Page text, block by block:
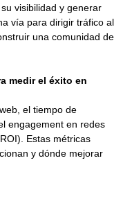
visibilidad y generar
vía para dirigir tráfico al
una comunidad de
medir el éxito en
el tiempo de
engagement en redes
Estas métricas
y dónde mejorar